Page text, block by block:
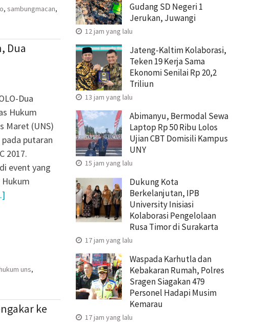
, sambungmacan,
Dua
Dua
Hukum
Maret (UNS)
putaran
2017.
event yang
uns,
ke
Gudang SD Negeri 1
Jerukan, Juwangi
12 jam yang lalu
Jateng-Kaltim Kolaborasi,
Teken 19 Kerja Sama
Ekonomi Senilai Rp 20,2
Triliun
13 jam yang lalu
Abimanyu, Bermodal Sewa
Laptop Rp 50 Ribu Lolos
Ujian CBT Domisili Kampus
UNY
15 jam yang lalu
Dukung Kota
Berkelanjutan, IPB
University Inisiasi
Kolaborasi Pengelolaan
Rusa Timor di Surakarta
17 jam yang lalu
Waspada Karhutla dan
Kebakaran Rumah, Polres
Sragen Siagakan 479
Personel Hadapi Musim
Kemarau
17 jam yang lalu